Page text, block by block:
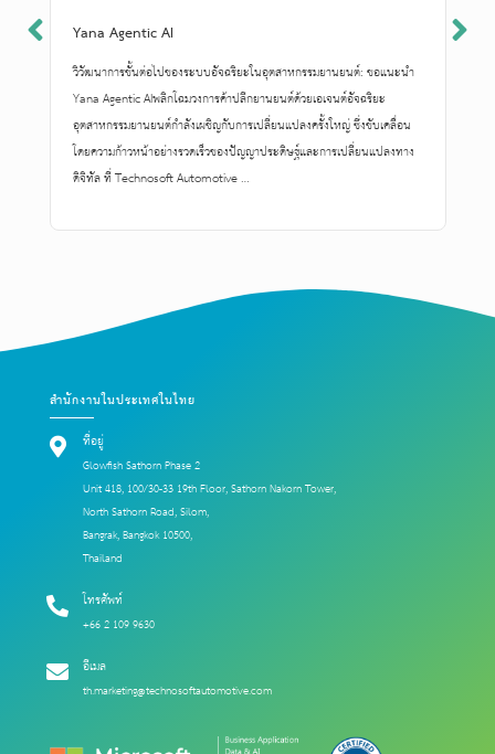
Yana Agentic AI
วิวัฒนาการขั้นต่อไปของระบบอัจฉริยะในอุตสาหกรรมยานยนต์: ขอแนะนำ
Yana Agentic AIพลิกโฉมวงการค้าปลีกยานยนต์ด้วยเอเจนต์อัจฉริยะ
อุตสาหกรรมยานยนต์กำลังเผชิญกับการเปลี่ยนแปลงครั้งใหญ่ ซึ่งขับเคลื่อน
โดยความก้าวหน้าอย่างรวดเร็วของปัญญาประดิษฐ์และการเปลี่ยนแปลงทาง
ดิจิทัล ที่ Technosoft Automotive …
สำนักงานในประเทศในไทย
ที่อยู่
Glowfish Sathorn Phase 2
Unit 418, 100/30-33 19th Floor, Sathorn Nakorn Tower,
North Sathorn Road, Silom,
Bangrak, Bangkok 10500,
Thailand
โทรศัพท์
+66 2 109 9630
อีเมล
th.marketing@technosoftautomotive.com